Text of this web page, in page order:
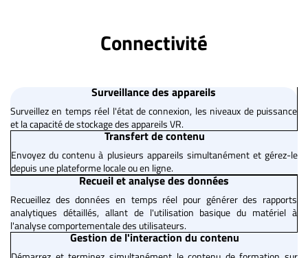
Connectivité
Surveillance des appareils
Surveillez en temps réel l'état de connexion, les niveaux de puissance
et la capacité de stockage des appareils VR.
Transfert de contenu
Envoyez du contenu à plusieurs appareils simultanément et gérez-le
depuis une plateforme locale ou en ligne.
Recueil et analyse des données
Recueillez des données en temps réel pour générer des rapports
analytiques détaillés, allant de l'utilisation basique du matériel à
l'analyse comportementale des utilisateurs.
Gestion de l'interaction du contenu